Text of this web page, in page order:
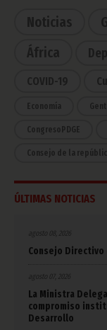
Noticias
África
COVID-19
Economía
CongresoPDGE
Consejo de la
ÚLTIMAS NOTICIAS
agosto 08, 2026
Consejo Directivo
agosto 07, 2026
La Ministra
compromiso
Desarrollo